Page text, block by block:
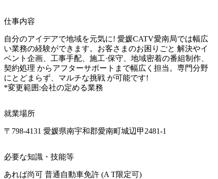
仕事内容
自分のアイデアで地域を元気に! 愛媛CATV愛南局では幅広
い業務の経験ができます。お客さまのお困りごと 解決やイ
ベント企画、工事手配、施工·保守、地域密着の番組制作、
契約処理 からアフターサポートまで幅広く担当。専門分野
にとどまらず、マルチな挑戦 が可能です!
*変更範囲:会社の定める業務
就業場所
〒798-4131 愛媛県南宇和郡愛南町城辺甲2481-1
必要な知識・技能等
あれば尚可 普通自動車免許 (A T限定可)